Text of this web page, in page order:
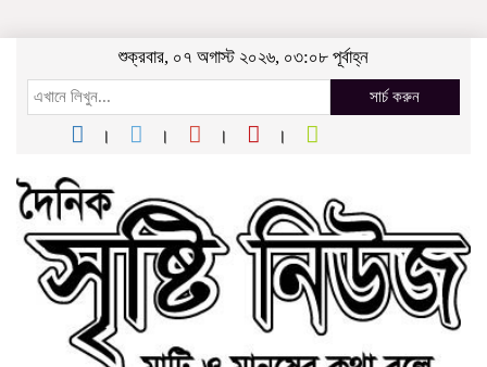
শুক্রবার, ০৭ অগাস্ট ২০২৬, ০৩:০৮ পূর্বাহ্ন
সার্চ করুন